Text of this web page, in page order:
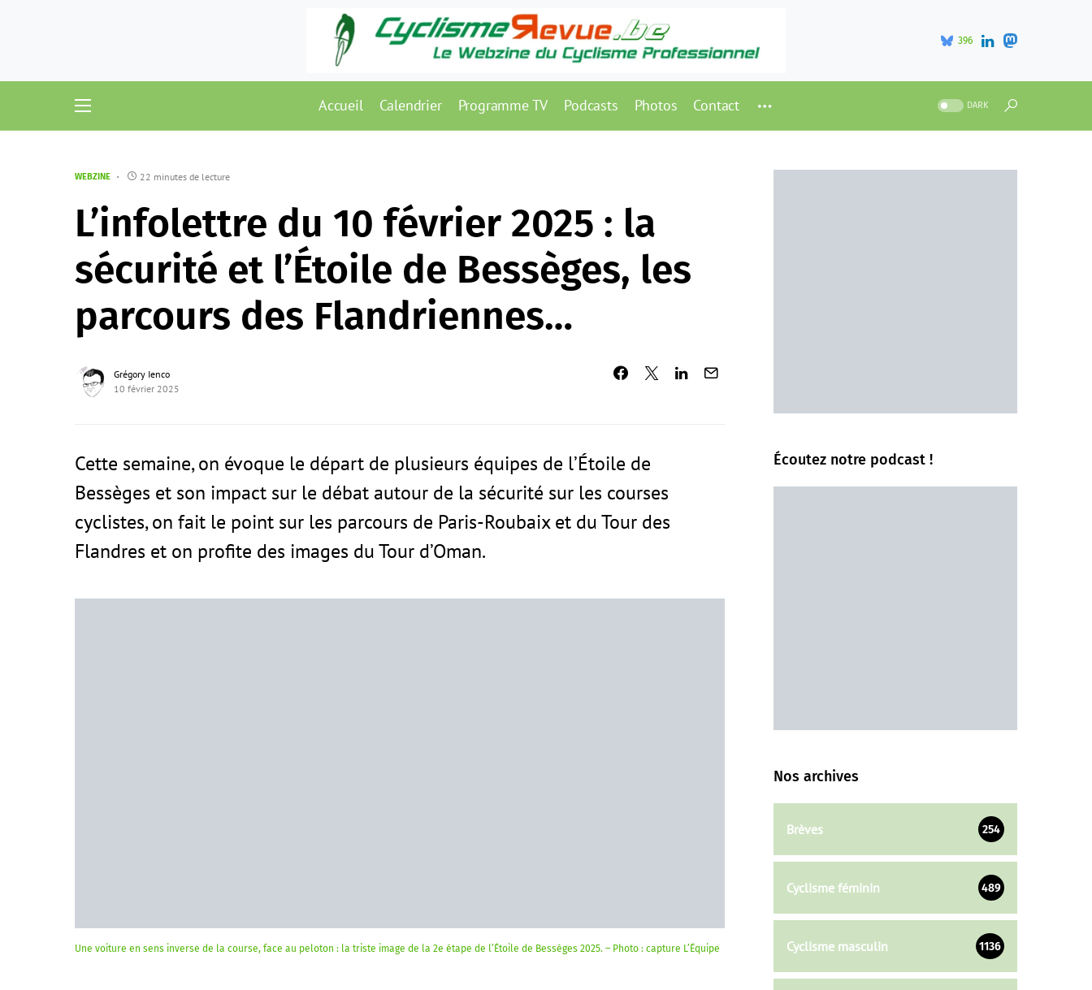
396
Accueil Calendrier Programme TV Podcasts Photos Contact DARK
WEBZINE 22 minutes de lecture
L’infolettre du 10 février 2025 : la
sécurité et l’Étoile de Bessèges, les
parcours des Flandriennes…
Grégory Ienco
10 février 2025
Cette semaine, on évoque le départ de plusieurs équipes de l’Étoile de
Bessèges et son impact sur le débat autour de la sécurité sur les courses
cyclistes, on fait le point sur les parcours de Paris-Roubaix et du Tour des
Flandres et on profite des images du Tour d’Oman.
Une voiture en sens inverse de la course, face au peloton : la triste image de la 2e étape de l’Étoile de Bessèges 2025. – Photo : capture L’Équipe
Écoutez notre podcast !
Nos archives
Brèves 254
Cyclisme féminin 489
Cyclisme masculin 1136